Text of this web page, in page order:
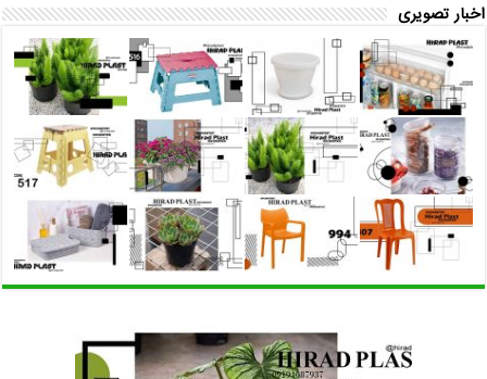
اخبار تصویری